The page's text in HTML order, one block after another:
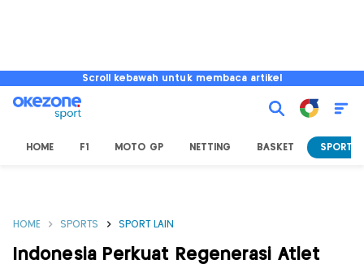
Scroll kebawah untuk membaca artikel
HOME F1 MOTO GP NETTING BASKET SPORT
HOME SPORTS SPORT LAIN
Indonesia Perkuat Regenerasi Atlet